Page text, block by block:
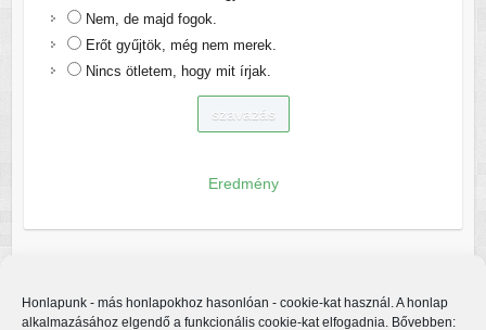
Honlapunk - más honlapokhoz hasonlóan - cookie-kat használ. A honlap
alkalmazásához elgendő a funkcionális cookie-kat elfogadnia. Bővebben:
Nem, de majd fogok.
Erőt gyűjtök, még nem merek.
Nincs ötletem, hogy mit írjak.
Eredmény